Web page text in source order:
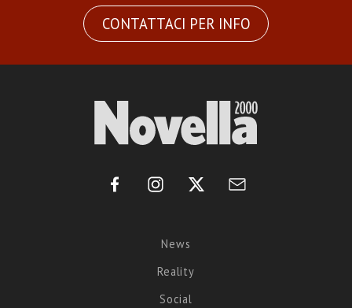
CONTATTACI PER INFO
News
Reality
Social